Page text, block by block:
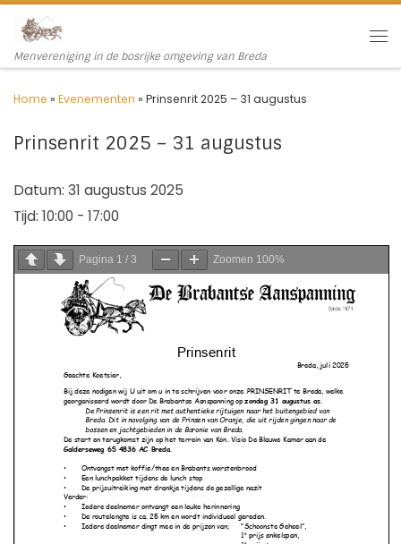
Ga naar inhoud
Menvereniging in de bosrijke omgeving van Breda
Home » Evenementen » Prinsenrit 2025 – 31 augustus
Prinsenrit 2025 – 31 augustus
Datum: 31 augustus 2025
Tijd: 10:00 - 17:00
Pagina 1 / 3 Zoomen 100%